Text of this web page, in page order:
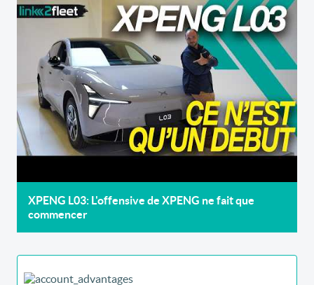
XPENG L03: L'offensive de XPENG ne fait que
commencer